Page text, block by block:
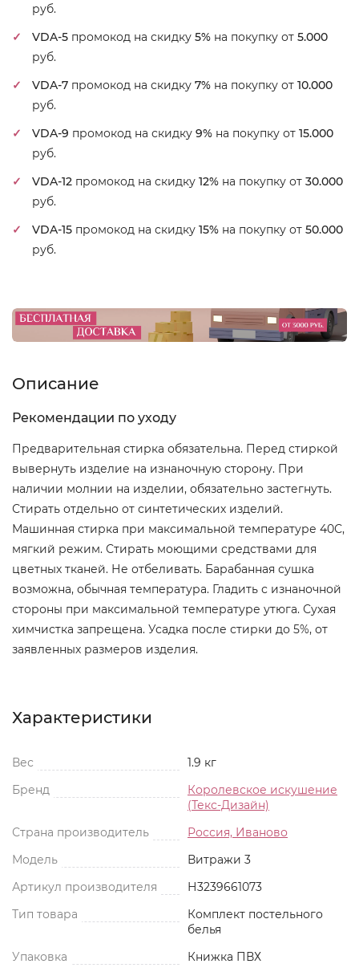
руб.
VDA-5 промокод на скидку 5% на покупку от 5.000
руб.
VDA-7 промокод на скидку 7% на покупку от 10.000
руб.
VDA-9 промокод на скидку 9% на покупку от 15.000
руб.
VDA-12 промокод на скидку 12% на покупку от 30.000
руб.
VDA-15 промокод на скидку 15% на покупку от 50.000
руб.
Описание
Рекомендации по уходу
Предварительная стирка обязательна. Перед стиркой
вывернуть изделие на изнаночную сторону. При
наличии молнии на изделии, обязательно застегнуть.
Стирать отдельно от синтетических изделий.
Машинная стирка при максимальной температуре 40С,
мягкий режим. Стирать моющими средствами для
цветных тканей. Не отбеливать. Барабанная сушка
возможна, обычная температура. Гладить с изнаночной
стороны при максимальной температуре утюга. Сухая
химчистка запрещена. Усадка после стирки до 5%, от
заявленных размеров изделия.
Характеристики
Вес
1.9 кг
Бренд
Королевское искушение
(Текс-Дизайн)
Страна производитель
Россия, Иваново
Модель
Витражи 3
Артикул производителя
Н3239661073
Тип товара
Комплект постельного
белья
Упаковка
Книжка ПВХ